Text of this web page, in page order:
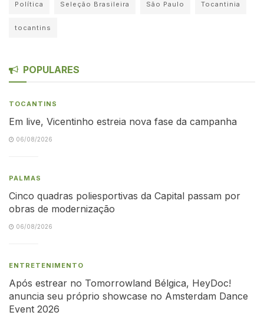
Política Seleção Brasileira São Paulo Tocantinia
tocantins
POPULARES
TOCANTINS
Em live, Vicentinho estreia nova fase da campanha
06/08/2026
PALMAS
Cinco quadras poliesportivas da Capital passam por
obras de modernização
06/08/2026
ENTRETENIMENTO
Após estrear no Tomorrowland Bélgica, HeyDoc!
anuncia seu próprio showcase no Amsterdam Dance
Event 2026